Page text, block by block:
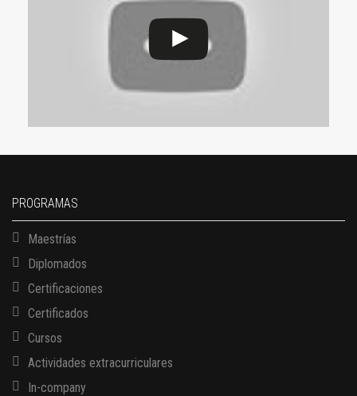
PROGRAMAS
Maestrías
Diplomados
Certificaciones
Certificados
Cursos
Actividades extracurriculares
In-company